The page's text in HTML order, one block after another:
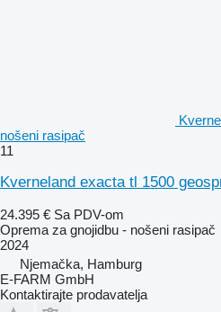
nošeni rasipač
11
Kverneland exacta tl 1500
24.395 € Sa PDV-om
Oprema za gnojidbu - nošeni rasipač
2024
Njemačka, Hamburg
E-FARM GmbH
Kontaktirajte prodavatelja